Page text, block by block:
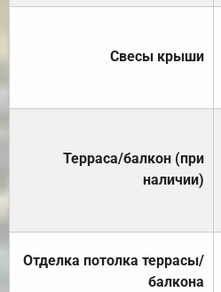
Свесы крыши
Терраса/балкон (при
наличии)
Отделка потолка террасы/
балкона